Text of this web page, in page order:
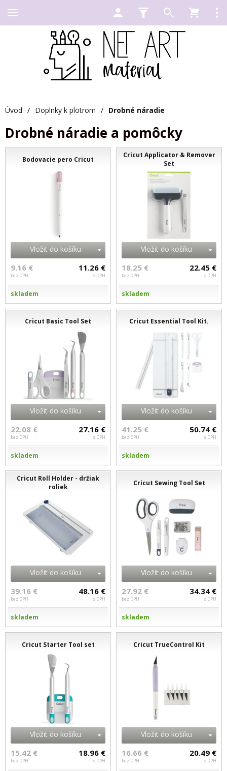
Úvod / Doplnky k plotrom / Drobné náradie
Drobné náradie a pomôcky
Bodovacie pero Cricut
Vložit do košíku
9.16 €
bez DPH
11.26 €
s DPH
skladem
Cricut Applicator & Remover
Set
Vložit do košíku
18.25 €
bez DPH
22.45 €
s DPH
skladem
Cricut Basic Tool Set
Vložit do košíku
22.08 €
bez DPH
27.16 €
s DPH
skladem
Cricut Essential Tool Kit.
Vložit do košíku
41.25 €
bez DPH
50.74 €
s DPH
skladem
Cricut Roll Holder - držiak
roliek
Vložit do košíku
39.16 €
bez DPH
48.16 €
s DPH
skladem
Cricut Sewing Tool Set
Vložit do košíku
27.92 €
bez DPH
34.34 €
s DPH
skladem
Cricut Starter Tool set
Vložit do košíku
15.42 €
bez DPH
18.96 €
s DPH
Cricut TrueControl Kit
Vložit do košíku
16.66 €
bez DPH
20.49 €
s DPH